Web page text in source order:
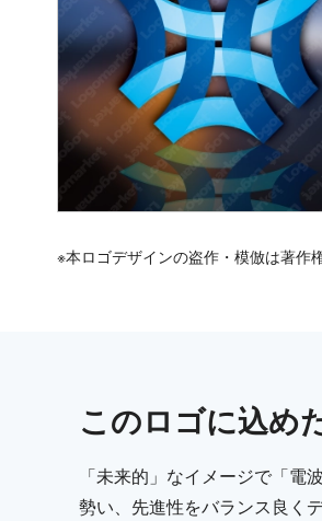
※本ロゴデザインの盗作・模倣は著作
このロゴに込め
「未来的」なイメージで「電
勢い、先進性をバランス良く